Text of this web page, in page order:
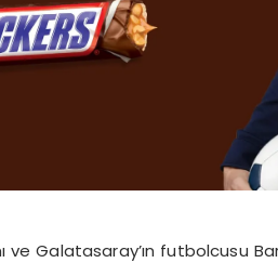
ve Galatasaray’ın futbolcusu